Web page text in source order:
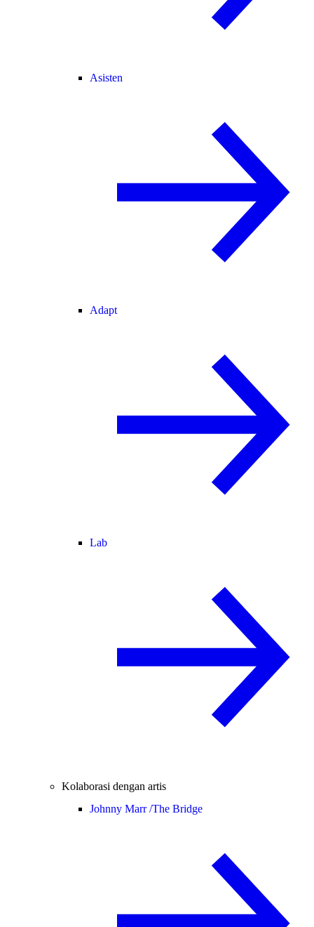
Asisten
Adapt
Lab
Kolaborasi dengan artis
Johnny Marr /The Bridge